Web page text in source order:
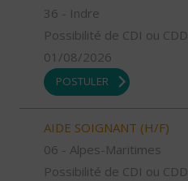
36 - Indre
Possibilité de CDI ou CDD
01/08/2026
POSTULER
AIDE SOIGNANT (H/F)
06 - Alpes-Maritimes
Possibilité de CDI ou CDD